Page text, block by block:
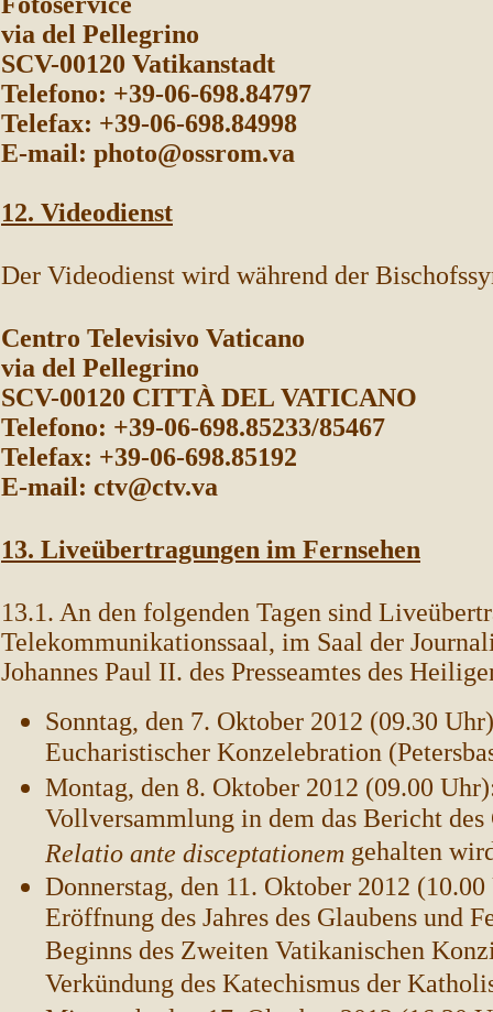
via del Pellegrino
SCV-00120 Vatikanstadt
Telefono: +39-06-698.84797
Telefax: +39-06-698.84998
E-mail: photo@ossrom.va
12. Videodienst
Der Videodienst wird während der
Centro Televisivo Vaticano
via del Pellegrino
SCV-00120 CITTÀ DEL VATICANO
Telefono: +39-06-698.85233/85467
Telefax: +39-06-698.85192
E-mail: ctv@ctv.va
13. Liveübertragungen im Fernsehen
13.1. An den folgenden Tagen sind
Telekommunikationssaal, im Saal der
Johannes Paul II. des Presseamtes des
Sonntag, den 7. Oktober 2012 (09.30
Eucharistischer Konzelebration
Montag, den 8. Oktober 2012 (09.00
Vollversammlung in dem das Bericht des
Relatio ante disceptationem gehalten
Donnerstag, den 11. Oktober 2012
Eröffnung des Jahres des Glaubens und
Beginns des Zweiten Vatikanischen
Verkündung des Katechismus der